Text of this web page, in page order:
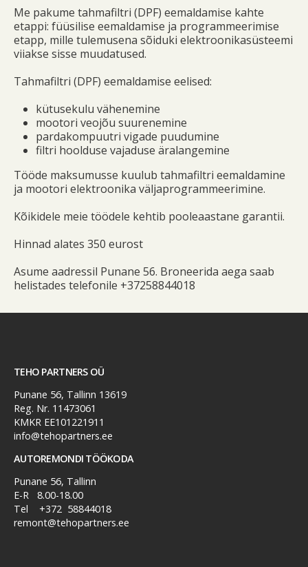
Me pakume tahmafiltri (DPF) eemaldamise kahte
etappi: füüsilise eemaldamise ja programmeerimise
etapp, mille tulemusena sõiduki elektroonikasüsteemi
viiakse sisse muudatused.
Tahmafiltri (DPF) eemaldamise eelised:
kütusekulu vähenemine
mootori veojõu suurenemine
pardakompuutri vigade puudumine
filtri hoolduse vajaduse äralangemine
Tööde maksumusse kuulub tahmafiltri eemaldamine
ja mootori elektroonika väljaprogrammeerimine.
Kõikidele meie töödele kehtib pooleaastane garantii.
Hinnad alates 350 eurost
Asume aadressil Punane 56. Broneerida aega saab
helistades telefonile +37258844018
TEHO PARTNERS OÜ
Punane 56, Tallinn 13619
Reg. Nr. 11473061
KMKR EE101221911
info@tehopartners.ee
AUTOREMONDI TÖÖKODA
Punane 56, Tallinn
E-R 8.00-18.00
Tel +372 58844018
remont@tehopartners.ee